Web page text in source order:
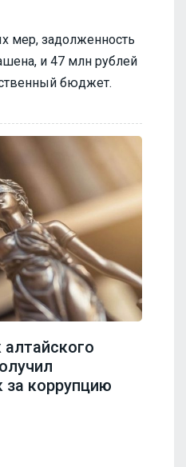
мер, задолженность
и 47 млн рублей
бюджет.
за коррупцию